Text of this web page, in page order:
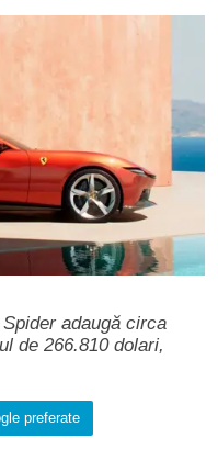
adaugă circa
de 266.810 dolari,
preferate